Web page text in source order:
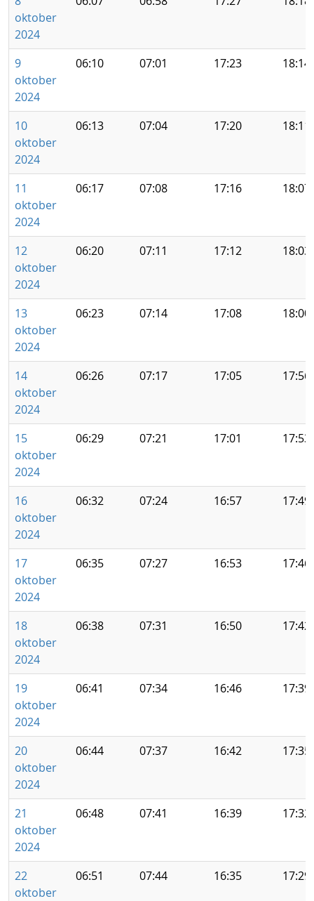
oktober
2024
9
oktober
2024
06:10 07:01 17:23 18:14
10
oktober
2024
06:13 07:04 17:20 18:11
11
oktober
2024
06:17 07:08 17:16 18:07
12
oktober
2024
06:20 07:11 17:12 18:03
13
oktober
2024
06:23 07:14 17:08 18:00
14
oktober
2024
06:26 07:17 17:05 17:56
15
oktober
2024
06:29 07:21 17:01 17:53
16
oktober
2024
06:32 07:24 16:57 17:49
17
oktober
2024
06:35 07:27 16:53 17:46
18
oktober
2024
06:38 07:31 16:50 17:42
19
oktober
2024
06:41 07:34 16:46 17:39
20
oktober
2024
06:44 07:37 16:42 17:35
21
oktober
2024
06:48 07:41 16:39 17:32
22
oktober
06:51 07:44 16:35 17:29